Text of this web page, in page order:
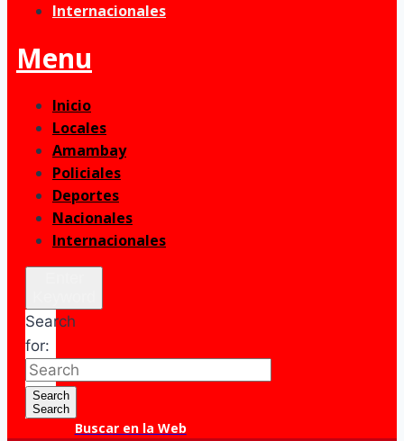
Internacionales
Menu
Inicio
Locales
Amambay
Policiales
Deportes
Nacionales
Internacionales
Search
for:
Search
Search
Buscar en la Web